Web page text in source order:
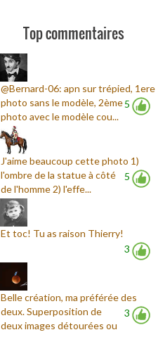
Top commentaires
5
@Bernard-06: apn sur trépied, 1ere
photo sans le modèle, 2ème
photo avec le modèle cou...
5
J'aime beaucoup cette photo 1)
l'ombre de la statue à côté
de l'homme 2) l'effe...
3
Et toc! Tu as raison Thierry!
3
Belle création, ma préférée des
deux. Superposition de
deux images détourées ou